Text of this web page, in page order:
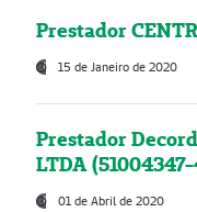
Prestador
15 de Janeiro de 2020
Prestador
LTDA
01 de Abril de 2020